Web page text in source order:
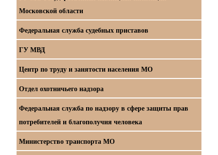
Московской области
Федеральная служба судебных приставов
ГУ МВД
Центр по труду и занятости населения МО
Отдел охотничьего надзора
Федеральная служба по надзору в сфере защиты прав
потребителей и благополучия человека
Министерство транспорта МО